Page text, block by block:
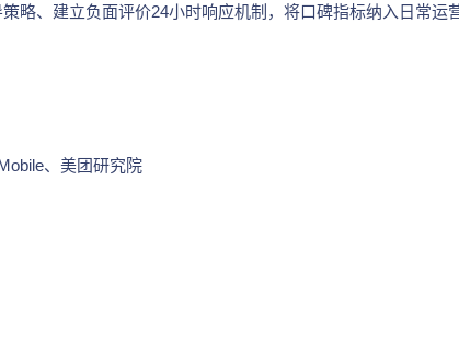
略、建立负面评价24小时响应机制，将口碑指标纳入日常运
、美团研究院